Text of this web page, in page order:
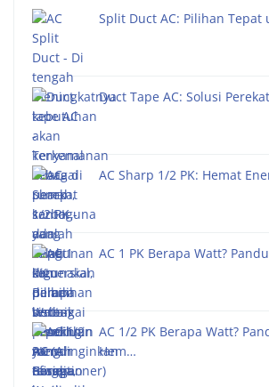
Split Duct AC: Pilihan
Duct Tape AC: Solusi
AC Sharp 1/2 PK: Hemat
AC 1 PK Berapa Watt?
AC 1/2 PK Berapa Watt?
Hem…